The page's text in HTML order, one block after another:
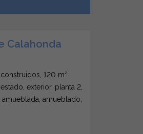
Calahonda
120 m²
exterior, planta 2,
amueblada, amueblado,
acondicionado